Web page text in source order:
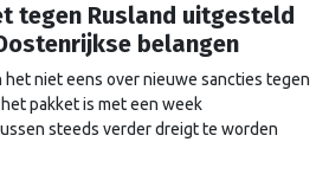
tegen Rusland uitgesteld
belangen
niet eens over nieuwe sancties tegen
pakket is met een week
steeds verder dreigt te worden